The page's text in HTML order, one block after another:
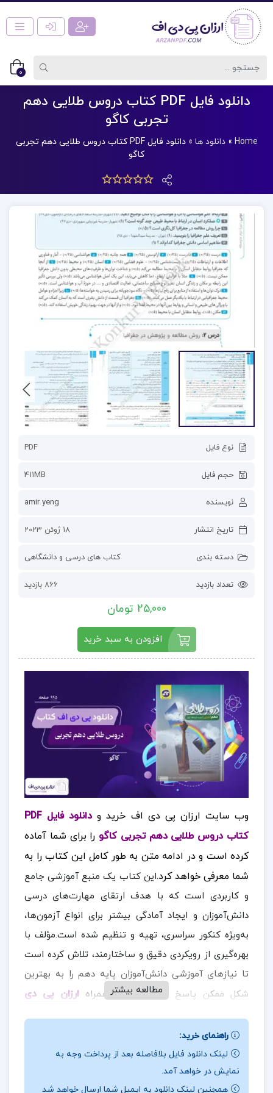
0
دانلود فایل PDF کتاب دروس طلایی دهم
تجربی کاگو
Home
»دانلود ها »
دانلود فایل PDF کتاب دروس طلایی دهم تجربی
کاگو
نوع فایل PDF
حجم فایل 411MB
نویسنده amir yeng
تاریخ انتشار 18 ژوئن 2023
دسته بندی کتاب های درسی و دانشگاهی
تعداد بازدید 866 بازدید
25,000 تومان
افزودن به سبد خرید
وب سایت ارزان پی دی اف خرید و
دانلود فایل PDF
کتاب دروس طلایی دهم تجربی کاگو را برای شما آماده
کرده است و در ادامه متن به طور کامل این کتاب را به
شما معرفی خواهد کرد.این کتاب یک منبع آموزشی جامع
و کاربردی است که با هدف ارتقای مهارت‌های درسی
دانش‌آموزان و ایجاد آمادگی بیشتر برای انواع آزمون‌ها،
به‌ویژه کنکور سراسری، تهیه و تنظیم شده است.مؤلف با
بهره‌گیری از رویکردی دقیق و ساختارمند، تلاش کرده است
تا نیازهای آموزشی دانش‌آموزان پایه دهم را به بهترین
شکل ممکن پاسخ دهد.در ادامه همراه ارزان پی دی
نقد و بررسی کتاب دروس طلایی دهم تجربی کاگو:
کتاب حاضر یک منبع جامع و هدفمند برای دانش‌آموزان
مطالعه بیشتر
راهنمای خرید:
لینک دانلود فایل بلافاصله بعد از پرداخت وجه به
نمایش در خواهد آمد.
همچنین لینک دانلود به ایمیل شما ارسال خواهد شد